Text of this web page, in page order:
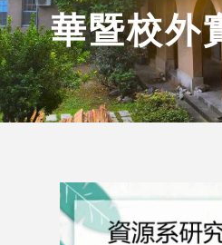
華暨校外